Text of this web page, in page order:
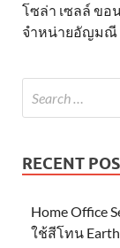
โซล่า เซลล์ ขอ
จำหน่ายอัญมณี
RECENT
Home Office
ใช้สีโทน